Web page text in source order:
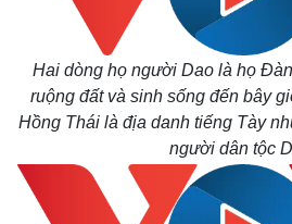
Hai dòng họ người Dao là họ
ruộng đất và sinh sống đến bây
Hồng Thái là địa danh tiếng Tày
người dân tộc